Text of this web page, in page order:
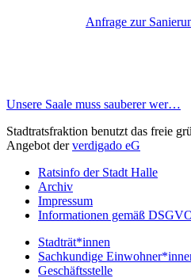
Anfrage zur
Unsere Saale muss sauberer wer…
Stadtratsfraktion benutzt das freie
Angebot derverdigado eG
Ratsinfo der Stadt Halle
Archiv
Impressum
Informationen gemäß
Stadträt*innen
Sachkundige
Geschäftsstelle